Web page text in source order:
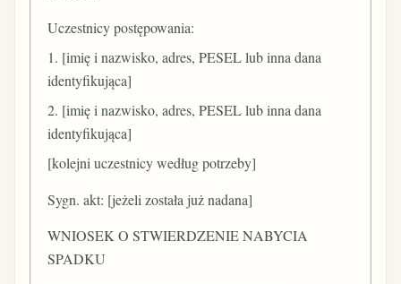
Uczestnicy postępowania:
1. [imię i nazwisko, adres, PESEL lub inna dana
identyfikująca]
2. [imię i nazwisko, adres, PESEL lub inna dana
identyfikująca]
[kolejni uczestnicy według potrzeby]
Sygn. akt: [jeżeli została już nadana]
WNIOSEK O STWIERDZENIE NABYCIA
SPADKU